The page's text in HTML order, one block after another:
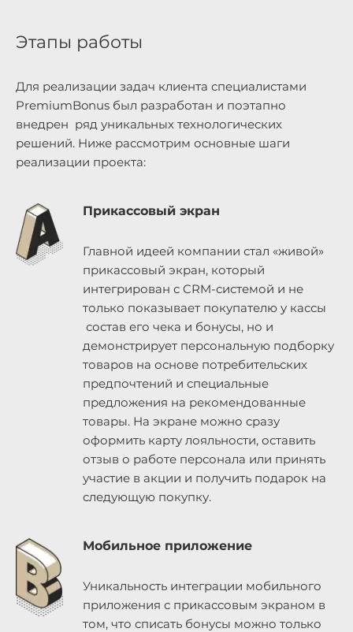
Этапы работы
Для реализации задач клиента специалистами
PremiumBonus был разработан и поэтапно
внедрен ряд уникальных технологических
решений. Ниже рассмотрим основные шаги
реализации проекта:
Прикассовый экран
Главной идеей компании стал «живой»
прикассовый экран, который
интегрирован с CRM-системой и не
только показывает покупателю у кассы
состав его чека и бонусы, но и
демонстрирует персональную подборку
товаров на основе потребительских
предпочтений и специальные
предложения на рекомендованные
товары. На экране можно сразу
оформить карту лояльности, оставить
отзыв о работе персонала или принять
участие в акции и получить подарок на
следующую покупку.
Мобильное приложение
Уникальность интеграции мобильного
приложения с прикассовым экраном в
том, что списать бонусы можно только